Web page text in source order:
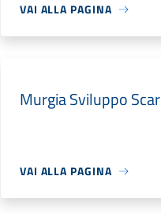
VAI ALLA PAGINA
Murgia Sviluppo Scar
VAI ALLA PAGINA